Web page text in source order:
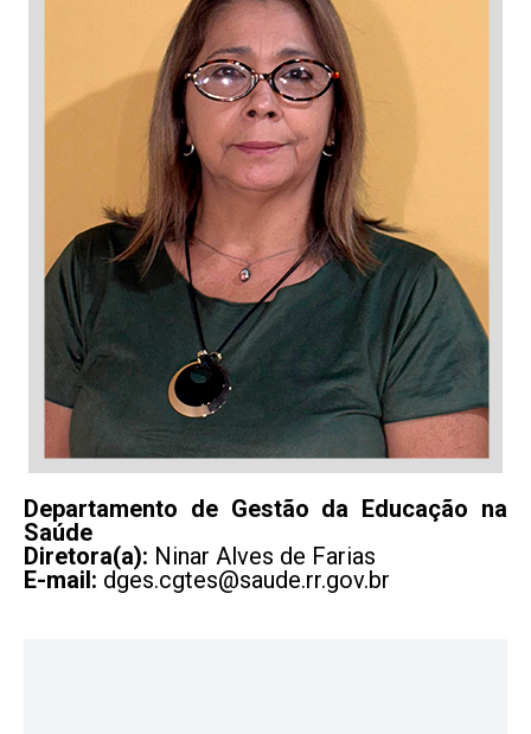
Departamento de Gestão da Educação na
Saúde
Diretora(a): Ninar Alves de Farias
E-mail: dges.cgtes@saude.rr.gov.br